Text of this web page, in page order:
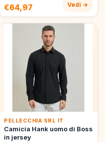
€64,97 Vedi →
PELLECCHIA SRL IT
Camicia Hank uomo di Boss
in jersey